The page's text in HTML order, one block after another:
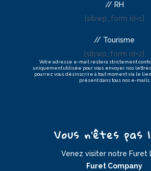
// RH
[sibwp_form id=1]
// Tourisme
[sibwp_form id=2]
Votre adresse e-mail restera strictement
uniquement utilisée pour vous envoyer nos lettres
pourrez vous désinscrire à tout moment via le
présent dans tous nos e-mails.
Vous n’êtes pas
Venez visiter notre Furet
Furet Company